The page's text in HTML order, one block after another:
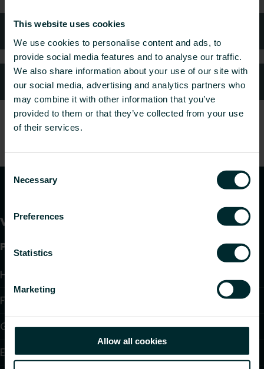
This website uses cookies
We use cookies to personalise content and ads, to
provide social media features and to analyse our traffic.
We also share information about your use of our site with
our social media, advertising and analytics partners who
may combine it with other information that you’ve
provided to them or that they’ve collected from your use
of their services.
Consent
Selection
Necessary
Preferences
Statistics
Marketing
Allow all cookies
Häufig gestellte Fragen
Kundendienst
Produkte
Heizkörper
Flächenheizung und -kühlung
Gebläsekonvektoren
Elektroheizung